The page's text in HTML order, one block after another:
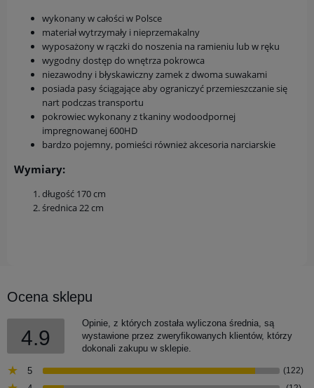
wykonany w całości w Polsce
materiał wytrzymały i nieprzemakalny
wyposażony w rączki do noszenia na ramieniu lub w ręku
wygodny dostęp do wnętrza pokrowca
niezawodny i błyskawiczny zamek z dwoma suwakami
posiada pasy ściągające aby ograniczyć przemieszczanie się
nart podczas transportu
pokrowiec wykonany z tkaniny wodoodpornej
impregnowanej 600HD
bardzo pojemny, pomieści również akcesoria narciarskie
Wymiary:
długość 170 cm
średnica 22 cm
Ocena sklepu
4.9
Opinie, z których została wyliczona średnia, są
wystawione przez zweryfikowanych klientów, którzy
dokonali zakupu w sklepie.
5 (122)